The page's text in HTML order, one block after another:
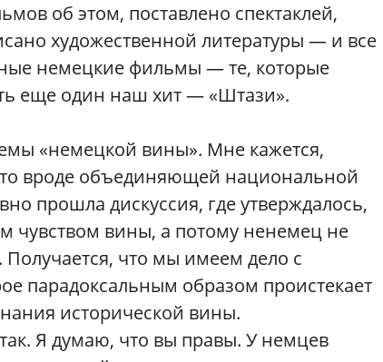
об этом, поставлено спектаклей,
художественной литературы — и все
немецкие фильмы — те, которые
еще один наш хит — «Штази».
«немецкой вины». Мне кажется,
вроде объединяющей национальной
прошла дискуссия, где утверждалось,
чувством вины, а потому ненемец не
что мы имеем дело с
парадоксальным образом проистекает
исторической вины.
Я думаю, что вы правы. У немцев